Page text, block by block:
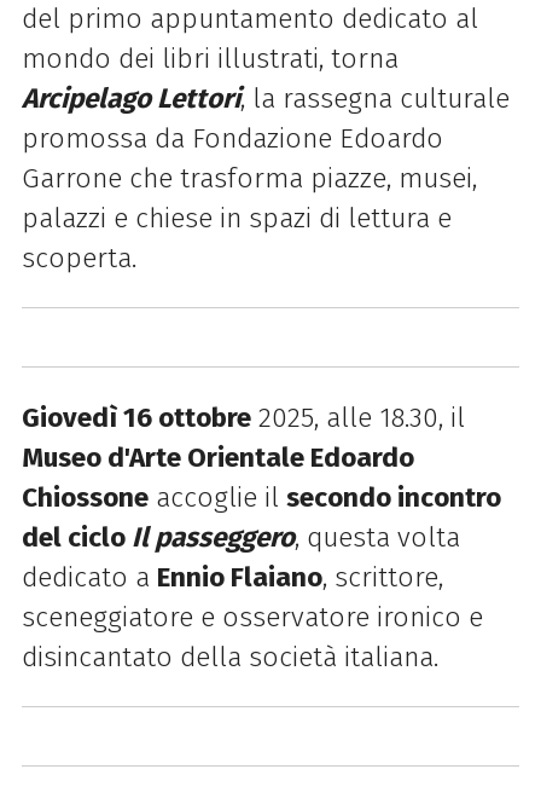
del primo appuntamento dedicato al
mondo dei libri illustrati, torna
Arcipelago Lettori, la rassegna culturale
promossa da Fondazione Edoardo
Garrone che trasforma piazze, musei,
palazzi e chiese in spazi di lettura e
scoperta.
Giovedì 16 ottobre2025, alle 18.30, il
Museo d'Arte Orientale Edoardo
Chiossoneaccoglie il secondo incontro
del ciclo Il passeggero, questa volta
dedicato a Ennio Flaiano, scrittore,
sceneggiatore e osservatore ironico e
disincantato della società italiana.